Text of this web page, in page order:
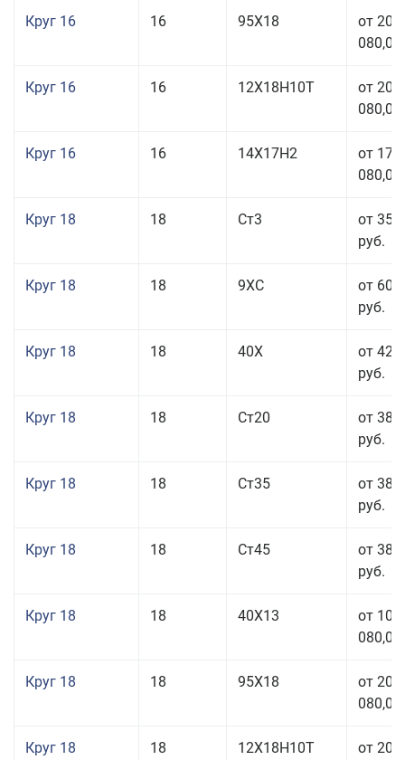
Круг 16 16 95Х18
от 208
080,00
Круг 16 16 12Х18Н10Т
от 209
080,00
Круг 16 16 14Х17Н2
от 175
080,00
Круг 18 18 Ст3
от 35
руб.
Круг 18 18 9ХС
от 60
руб.
Круг 18 18 40Х
от 42
руб.
Круг 18 18 Ст20
от 38
руб.
Круг 18 18 Ст35
от 38
руб.
Круг 18 18 Ст45
от 38
руб.
Круг 18 18 40Х13
от 103
080,00
Круг 18 18 95Х18
от 208
080,00
Круг 18 18 12Х18Н10Т
от 209